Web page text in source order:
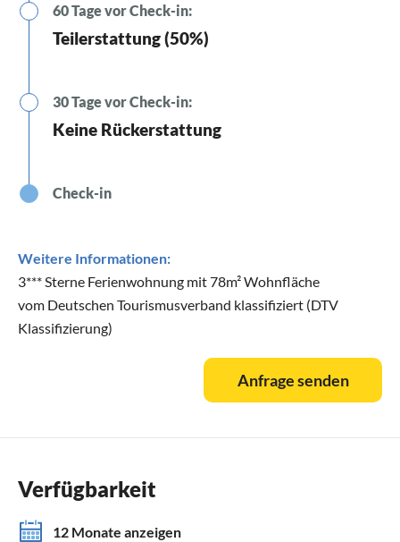
60 Tage vor Check-in:
Teilerstattung (50%)
30 Tage vor Check-in:
Keine Rückerstattung
Check-in
Weitere Informationen:
3*** Sterne Ferienwohnung mit 78m² Wohnfläche
vom Deutschen Tourismusverband klassifiziert (DTV
Klassifizierung)
Anfrage senden
Verfügbarkeit
12 Monate anzeigen